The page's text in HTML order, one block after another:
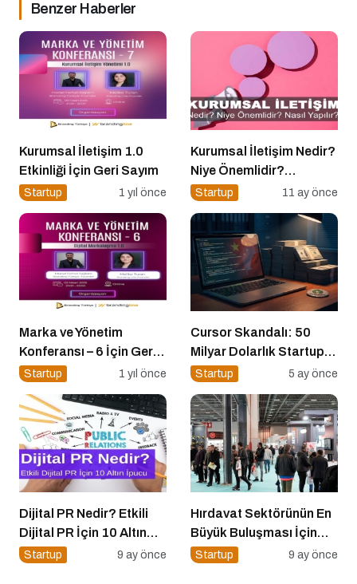
Benzer Haberler
Kurumsal İletişim 1.0
Etkinliği İçin Geri Sayım
Startup 1 yıl önce
Kurumsal İletişim Nedir?
Niye Önemlidir?
Kurumsal İletişim Nasıl
Startup 11 ay önce
Marka ve Yönetim
Konferansı – 6 İçin Geri
Sayım!
Startup 1 yıl önce
Cursor Skandalı: 50
Milyar Dolarlık Startup
Açık Kaynağı Gizleyince
Startup 5 ay önce
Dijital PR Nedir? Etkili
Dijital PR İçin 10 Altın
İpucu
Startup 9 ay önce
Hırdavat Sektörünün En
Büyük Buluşması İçin
İstanbul Hazır!
Startup 9 ay önce